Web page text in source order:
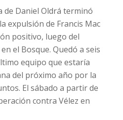
de Daniel Oldrá terminó
expulsión de Francis Mac
positivo, luego del
el Bosque. Quedó a seis
equipo que estaría
del próximo año por la
El sábado a partir de
contra Vélez en